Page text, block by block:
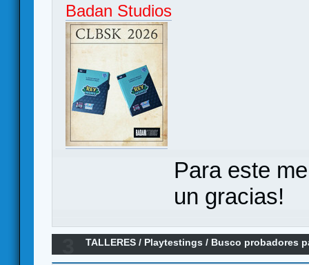
Badan Studios
Para este
un gracias!
TALLERES / Playtestings / Busco probadores